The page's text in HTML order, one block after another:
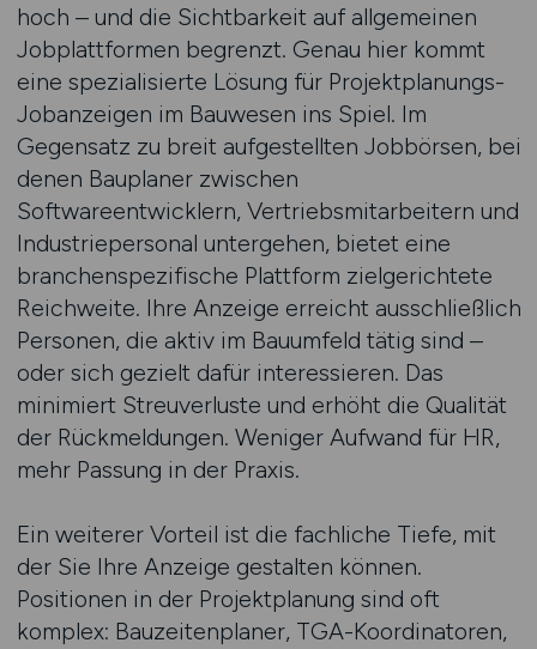
hoch – und die Sichtbarkeit auf allgemeinen
Jobplattformen begrenzt. Genau hier kommt
eine spezialisierte Lösung für Projektplanungs-
Jobanzeigen im Bauwesen ins Spiel. Im
Gegensatz zu breit aufgestellten Jobbörsen, bei
denen Bauplaner zwischen
Softwareentwicklern, Vertriebsmitarbeitern und
Industriepersonal untergehen, bietet eine
branchenspezifische Plattform zielgerichtete
Reichweite. Ihre Anzeige erreicht ausschließlich
Personen, die aktiv im Bauumfeld tätig sind –
oder sich gezielt dafür interessieren. Das
minimiert Streuverluste und erhöht die Qualität
der Rückmeldungen. Weniger Aufwand für HR,
mehr Passung in der Praxis.
Ein weiterer Vorteil ist die fachliche Tiefe, mit
der Sie Ihre Anzeige gestalten können.
Positionen in der Projektplanung sind oft
komplex: Bauzeitenplaner, TGA-Koordinatoren,